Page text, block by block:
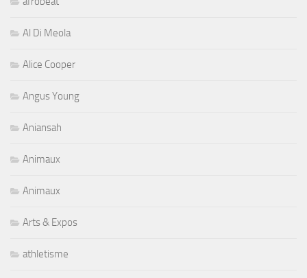
Al Di Meola
Alice Cooper
Angus Young
Aniansah
Animaux
Animaux
Arts & Expos
athletisme